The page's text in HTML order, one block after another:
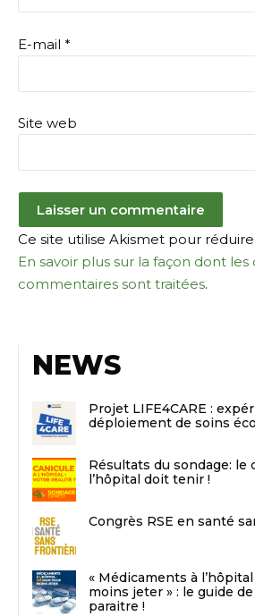
E-mail *
Site web
Ce site utilise Akismet pour
En savoir plus sur la façon dont
commentaires sont traitées.
NEWS
Projet LIFE4CARE :
déploiement de soins
Résultats du sondage: le
l’hôpital doit tenir !
Congrès RSE en santé
« Médicaments à
moins jeter » : le guide
paraitre !